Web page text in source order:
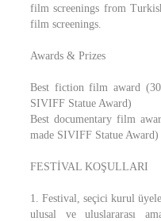
film screenings from
film screenings.
Awards & Prizes
Best fiction film award
SIVIFF Statue Award)
Best documentary film
made SIVIFF Statue Award)
FESTİVAL KOŞULLARI
1. Festival, seçici kurul
ulusal ve uluslararası